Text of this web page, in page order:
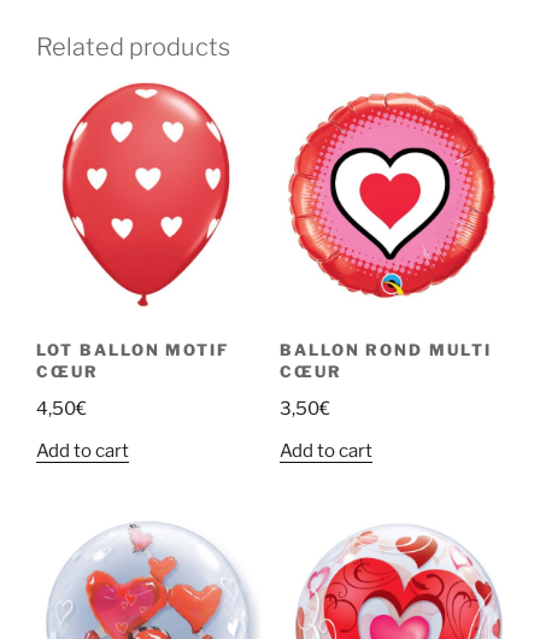
Related products
LOT BALLON MOTIF
CŒUR
4,50€
Add to cart
BALLON ROND MULTI
CŒUR
3,50€
Add to cart